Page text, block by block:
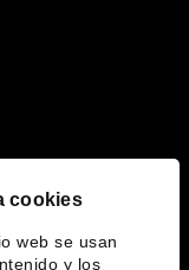
cookies
web se usan
y los